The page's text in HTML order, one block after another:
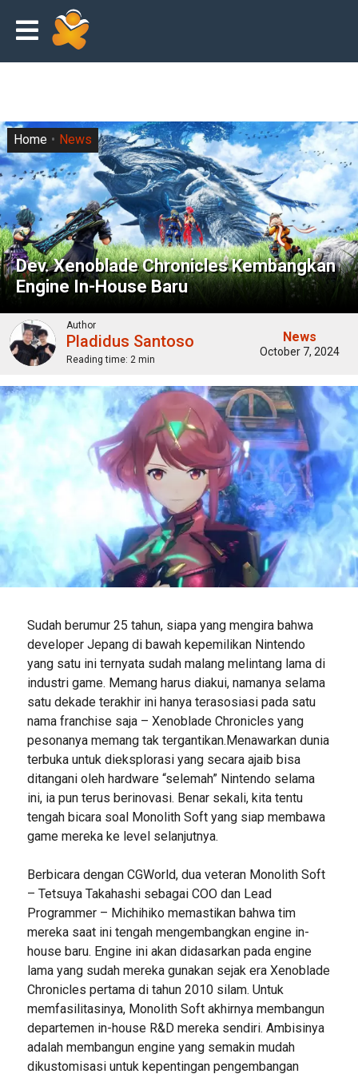
Dev. Xenoblade Chronicles Kembangkan
Engine In-House Baru
Home News
Author
Pladidus Santoso
Reading time: 2 min
News
October 7, 2024
Sudah berumur 25 tahun, siapa yang mengira bahwa
developer Jepang di bawah kepemilikan Nintendo
yang satu ini ternyata sudah malang melintang lama di
industri game. Memang harus diakui, namanya selama
satu dekade terakhir ini hanya terasosiasi pada satu
nama franchise saja – Xenoblade Chronicles yang
pesonanya memang tak tergantikan.Menawarkan dunia
terbuka untuk dieksplorasi yang secara ajaib bisa
ditangani oleh hardware “selemah” Nintendo selama
ini, ia pun terus berinovasi. Benar sekali, kita tentu
tengah bicara soal Monolith Soft yang siap membawa
game mereka ke level selanjutnya.
Berbicara dengan CGWorld, dua veteran Monolith Soft
– Tetsuya Takahashi sebagai COO dan Lead
Programmer – Michihiko memastikan bahwa tim
mereka saat ini tengah mengembangkan engine in-
house baru. Engine ini akan didasarkan pada engine
lama yang sudah mereka gunakan sejak era Xenoblade
Chronicles pertama di tahun 2010 silam. Untuk
memfasilitasinya, Monolith Soft akhirnya membangun
departemen in-house R&D mereka sendiri. Ambisinya
adalah membangun engine yang semakin mudah
dikustomisasi untuk kepentingan pengembangan